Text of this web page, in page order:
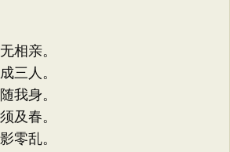
相亲。
三人。
我身。
及春。
零乱。